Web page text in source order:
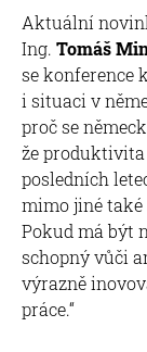
Aktuální
Ing. Tomáš
se konference
i situaci v
proč se
že
posledních
mimo jiné
Pokud má být
schopný vůči
výrazně
práce.“